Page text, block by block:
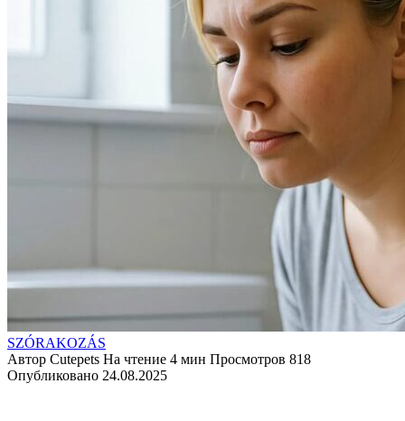
SZÓRAKOZÁS
Автор Cutepets На чтение 4 мин Просмотров 818
Опубликовано 24.08.2025